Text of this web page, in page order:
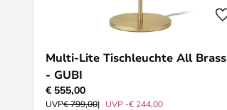
Multi-Lite Tischleuchte All Brass
- GUBI
€ 555,00
UVP€ 799,00 UVP -€ 244,00